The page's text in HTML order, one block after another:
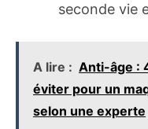
seconde vie
A lire : Anti-âge :
éviter pour un
selon une experte